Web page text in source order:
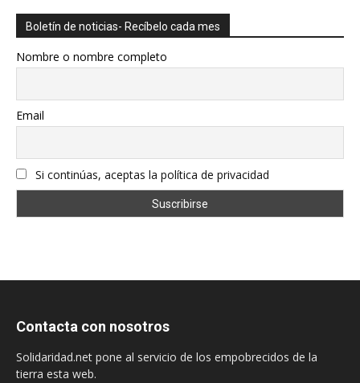
Boletín de noticias- Recíbelo cada mes
Nombre o nombre completo
Email
Si continúas, aceptas la política de privacidad
Contacta con nosotros
Solidaridad.net pone al servicio de los empobrecidos de la
tierra esta web.